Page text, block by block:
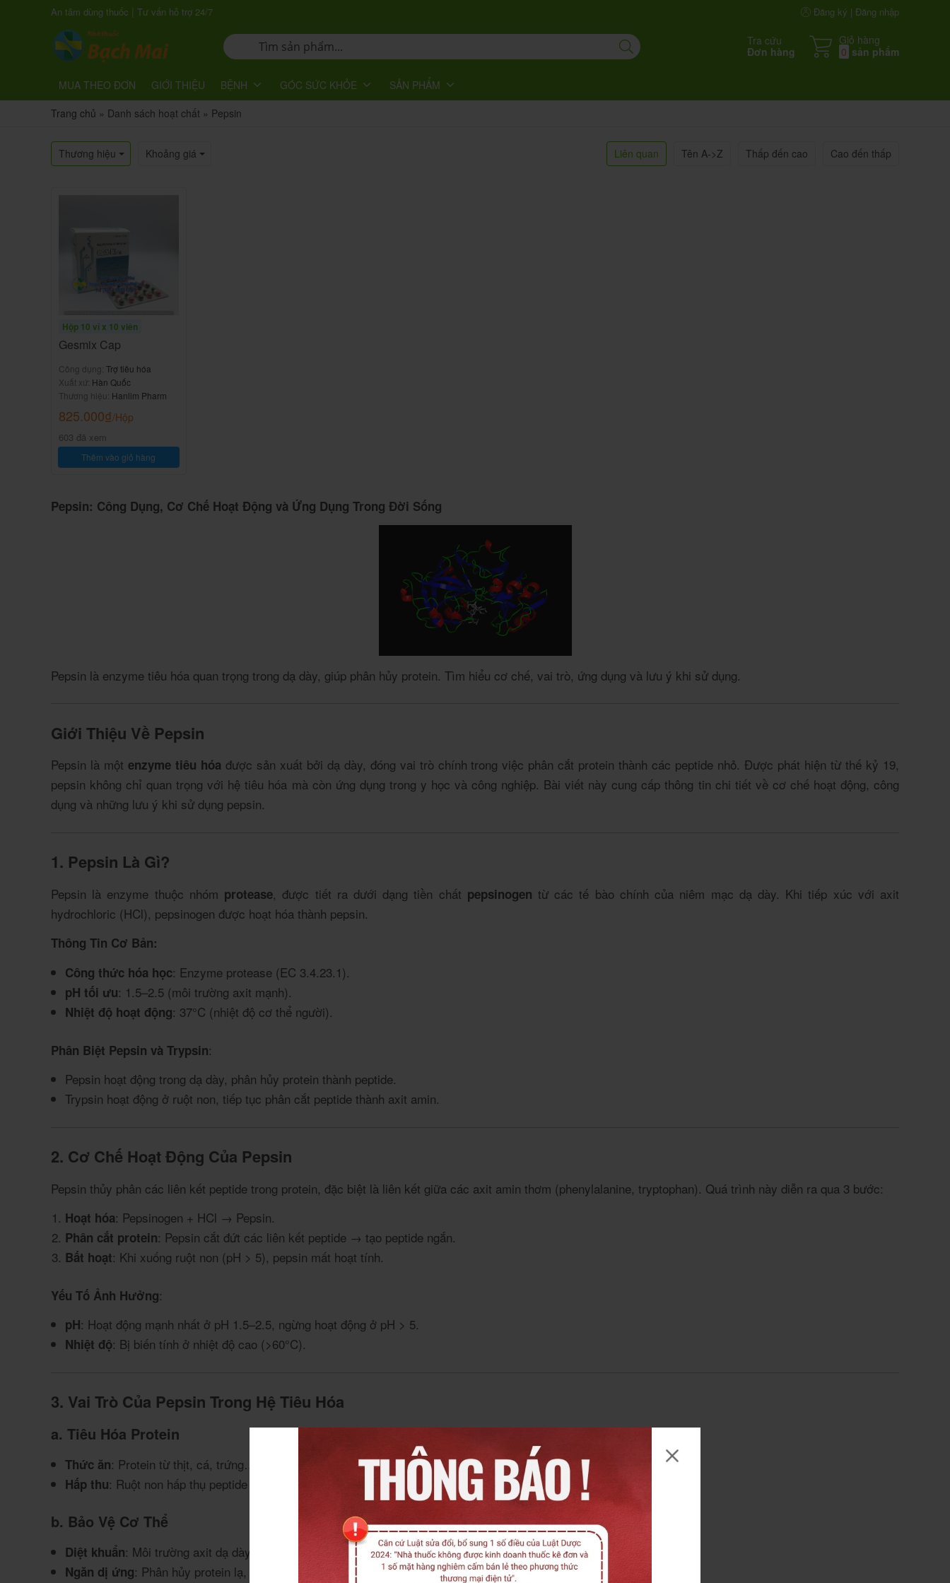
An tâm dùng thuốc | Tư vấn hỗ trợ 24/7 Đăng ký | Đăng nhập
Tra cứu
Đơn hàng
Giỏ hàng
0 sản phẩm
MUA THEO ĐƠN GIỚI THIỆU BỆNH GÓC SỨC KHỎE
SẢN PHẨM
Trang chủ » Danh sách hoạt chất » Pepsin
Thương hiệu Khoảng giá Liên quan Tên A->Z Thấp đến cao Cao đến thấp
Hộp 10 vỉ x 10 viên
Gesmix Cap
Công dụng: Trợ tiêu hóa
Xuất xứ: Hàn Quốc
Thương hiệu: Hanlim Pharm
825.000₫/Hộp
603 đã xem
Thêm vào giỏ hàng
Pepsin: Công Dụng, Cơ Chế Hoạt Động và Ứng Dụng Trong Đời Sống
Pepsin là enzyme tiêu hóa quan trọng trong dạ dày, giúp phân hủy protein. Tìm hiểu cơ chế, vai trò, ứng dụng và lưu ý khi sử dụng.
Giới Thiệu Về Pepsin
Pepsin là một enzyme tiêu hóađược sản xuất bởi dạ dày, đóng vai trò chính trong việc phân cắt protein thành các peptide nhỏ. Được phát hiện từ thế kỷ 19,
pepsin không chỉ quan trọng với hệ tiêu hóa mà còn ứng dụng trong y học và công nghiệp. Bài viết này cung cấp thông tin chi tiết về cơ chế hoạt động, công
dụng và những lưu ý khi sử dụng pepsin.
1. Pepsin Là Gì?
Pepsin là enzyme thuộc nhóm protease, được tiết ra dưới dạng tiền chất pepsinogen từ các tế bào chính của niêm mạc dạ dày. Khi tiếp xúc với axit
hydrochloric (HCl), pepsinogen được hoạt hóa thành pepsin.
Thông Tin Cơ Bản:
Công thức hóa học: Enzyme protease (EC 3.4.23.1).
pH tối ưu: 1.5–2.5 (môi trường axit mạnh).
Nhiệt độ hoạt động: 37°C (nhiệt độ cơ thể người).
Phân Biệt Pepsin và Trypsin:
Pepsin hoạt động trong dạ dày, phân hủy protein thành peptide.
Trypsin hoạt động ở ruột non, tiếp tục phân cắt peptide thành axit amin.
2. Cơ Chế Hoạt Động Của Pepsin
Pepsin thủy phân các liên kết peptide trong protein, đặc biệt là liên kết giữa các axit amin thơm (phenylalanine, tryptophan). Quá trình này diễn ra qua 3 bước:
Hoạt hóa: Pepsinogen + HCl → Pepsin.
Phân cắt protein: Pepsin cắt đứt các liên kết peptide → tạo peptide ngắn.
Bất hoạt: Khi xuống ruột non (pH > 5), pepsin mất hoạt tính.
Yếu Tố Ảnh Hưởng:
pH: Hoạt động mạnh nhất ở pH 1.5–2.5, ngừng hoạt động ở pH > 5.
Nhiệt độ: Bị biến tính ở nhiệt độ cao (>60°C).
3. Vai Trò Của Pepsin Trong Hệ Tiêu Hóa
a. Tiêu Hóa Protein
Thức ăn: Protein từ thịt, cá, trứng… được pepsin phân hủy thành polypeptide.
Hấp thu: Ruột non hấp thụ peptide và axit amin sau khi được trypsin xử lý tiếp.
b. Bảo Vệ Cơ Thể
Diệt khuẩn: Môi trường axit dạ dày kết hợp với pepsin tiêu diệt vi khuẩn có hại.
Ngăn dị ứng: Phân hủy protein lạ, giảm nguy cơ dị ứng thực phẩm.